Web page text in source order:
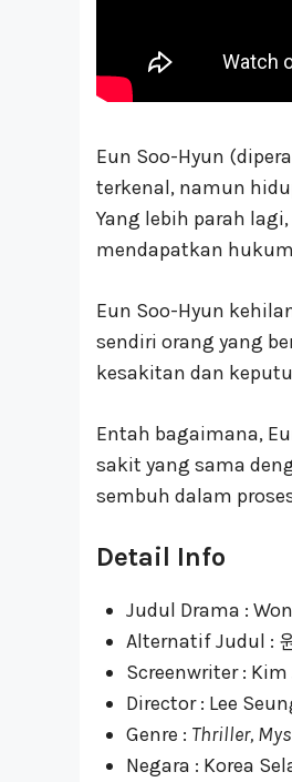
Eun Soo-Hyun
terkenal, namun
Yang lebih parah
mendapatkan
Eun Soo-Hyun
sendiri orang yang
kesakitan dan
Entah bagaimana,
sakit yang sama
sembuh dalam
Detail Info
Judul Drama :
Alternatif Judul :
Screenwriter : Kim
Director : Lee
Genre : Thriller,
Negara : Korea